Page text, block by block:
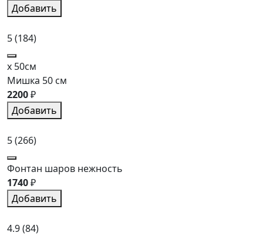
Добавить
5(184)
x 50см
Мишка 50 см
2200₽
Добавить
5(266)
Фонтан шаров нежность
1740₽
Добавить
4.9(84)